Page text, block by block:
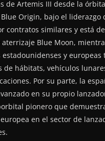
de Artemis III desde la
Origin, bajo el liderazgo
contratos similares y está
Blue Moon,
estadounidenses y europeas
de hábitats, vehículos
Por su parte, la
en su propio
pionero que
en el sector de